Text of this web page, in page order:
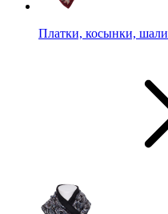
Платки, косынки, шали